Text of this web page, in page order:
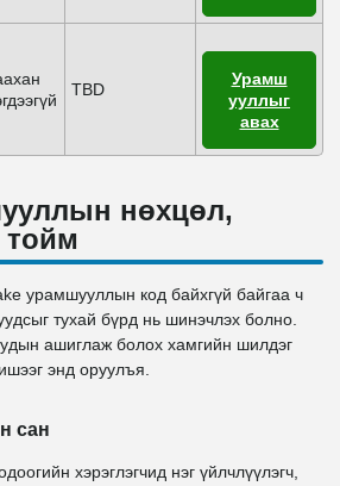
TBD
Урамш
ууллыг
авах
нөхцөл,
урамшууллын код байхгүй байгаа ч
тухай бүрд нь шинэчлэх болно.
ашиглаж болох хамгийн шилдэг
энд оруулъя.
сан
хэрэглэгчид нэг үйлчлүүлэгч,